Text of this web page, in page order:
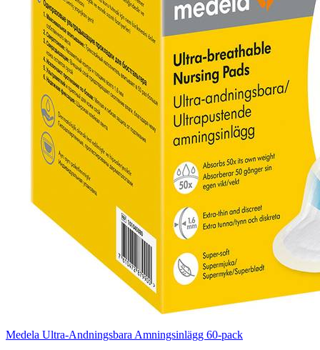
Medela Ultra-Andningsbara Amningsinlägg 60-pack